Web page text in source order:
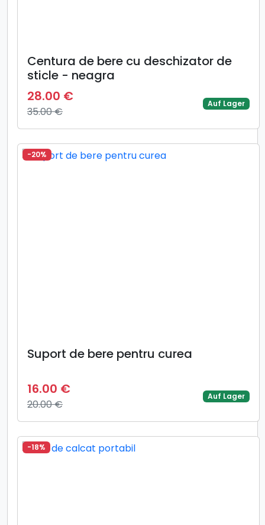
Centura de bere cu deschizator de
sticle - neagra
28.00 €
35.00 €
Auf Lager
-20%
Suport de bere pentru curea
16.00 €
20.00 €
Auf Lager
-18%